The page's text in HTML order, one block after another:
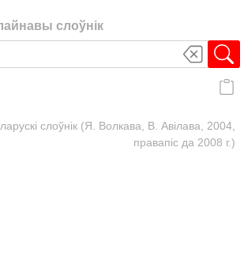
слоўнік
слоўнік (Я. Волкава, В. Авілава, 2004,
правапіс да 2008 г.)